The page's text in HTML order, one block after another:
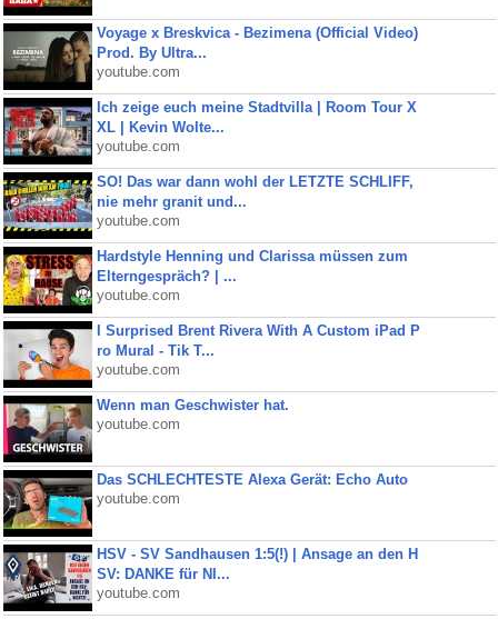
Voyage x Breskvica - Bezimena (Official Video)
Prod. By Ultra...
youtube.com
Ich zeige euch meine Stadtvilla | Room Tour X
XL | Kevin Wolte...
youtube.com
SO! Das war dann wohl der LETZTE SCHLIFF,
nie mehr granit und...
youtube.com
Hardstyle Henning und Clarissa müssen zum
Elterngespräch? | ...
youtube.com
I Surprised Brent Rivera With A Custom iPad P
ro Mural - Tik T...
youtube.com
Wenn man Geschwister hat.
youtube.com
Das SCHLECHTESTE Alexa Gerät: Echo Auto
youtube.com
HSV - SV Sandhausen 1:5(!) | Ansage an den H
SV: DANKE für NI...
youtube.com